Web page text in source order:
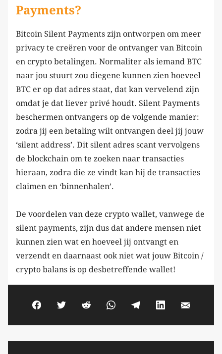
Payments?
Bitcoin Silent Payments zijn ontworpen om meer
privacy te creëren voor de ontvanger van Bitcoin
en crypto betalingen. Normaliter als iemand BTC
naar jou stuurt zou diegene kunnen zien hoeveel
BTC er op dat adres staat, dat kan vervelend zijn
omdat je dat liever privé houdt. Silent Payments
beschermen ontvangers op de volgende manier:
zodra jij een betaling wilt ontvangen deel jij jouw
‘silent address’. Dit silent adres scant vervolgens
de blockchain om te zoeken naar transacties
hieraan, zodra die ze vindt kan hij de transacties
claimen en ‘binnenhalen’.
De voordelen van deze crypto wallet, vanwege de
silent payments, zijn dus dat andere mensen niet
kunnen zien wat en hoeveel jij ontvangt en
verzendt en daarnaast ook niet wat jouw Bitcoin /
crypto balans is op desbetreffende wallet!